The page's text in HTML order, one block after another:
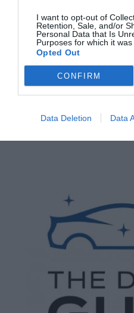
I want to opt-out of
Retention, Sale, and/or
Personal Data that Is
Purposes for which it was
Opted Out
CONFIRM
Data Deletion Data